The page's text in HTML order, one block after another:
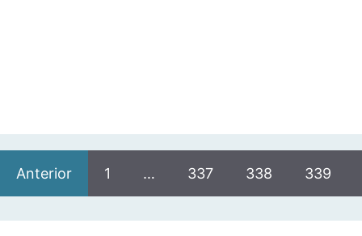
Anterior 1 … 337 338 339